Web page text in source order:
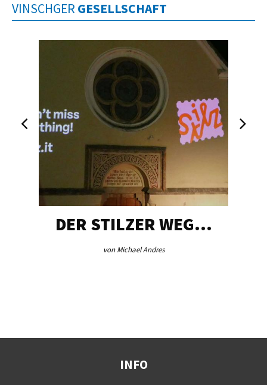
VINSCHGER GESELLSCHAFT
DER STILZER WEG…
von Michael Andres
INFO